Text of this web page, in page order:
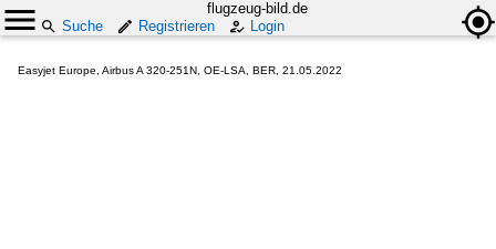
flugzeug-bild.de
Suche
Registrieren Login
Easyjet Europe, Airbus A 320-251N, OE-LSA, BER, 21.05.2022